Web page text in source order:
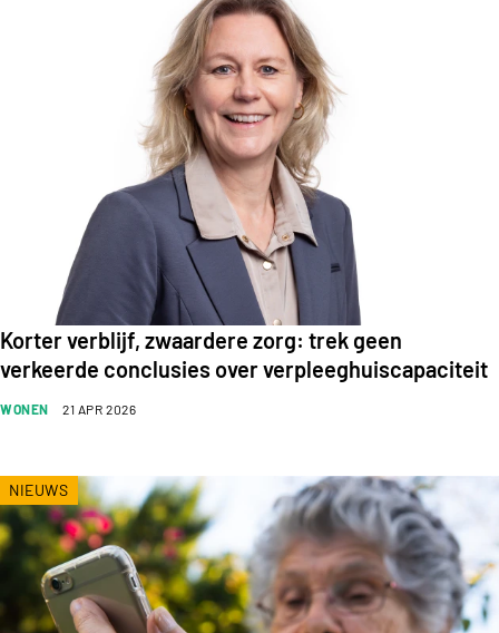
WONEN 21 APR 2026
Korter verblijf, zwaardere zorg: trek geen
verkeerde conclusies over verpleeghuiscapaciteit
NIEUWS